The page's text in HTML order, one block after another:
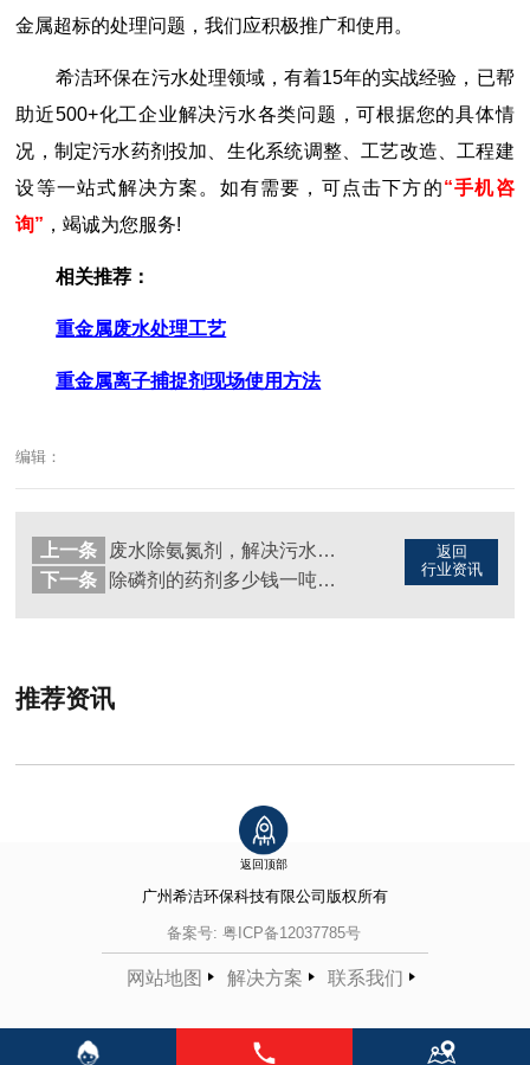
金属超标的处理问题，我们应积极推广和使用。
希洁环保在污水处理领域，有着15年的实战经验，已帮
助近500+化工企业解决污水各类问题，可根据您的具体情
况，制定污水药剂投加、生化系统调整、工艺改造、工程建
设等一站式解决方案。如有需要，可点击下方的“手机咨
询” ，竭诚为您服务!
相关推荐：
重金属废水处理工艺
重金属离子捕捉剂现场使用方法
编辑：
返回
行业资讯
上一条
废水除氨氮剂，解决污水治理难题（图）
下一条
除磷剂的药剂多少钱一吨（图）
推荐资讯
返回顶部
广州希洁环保科技有限公司 版权所有
备案号: 粤ICP备12037785号
网站地图 解决方案 联系我们